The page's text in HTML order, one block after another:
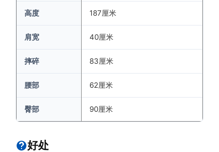
高度 187厘米
肩宽 40厘米
摔碎 83厘米
腰部 62厘米
臀部 90厘米
好处